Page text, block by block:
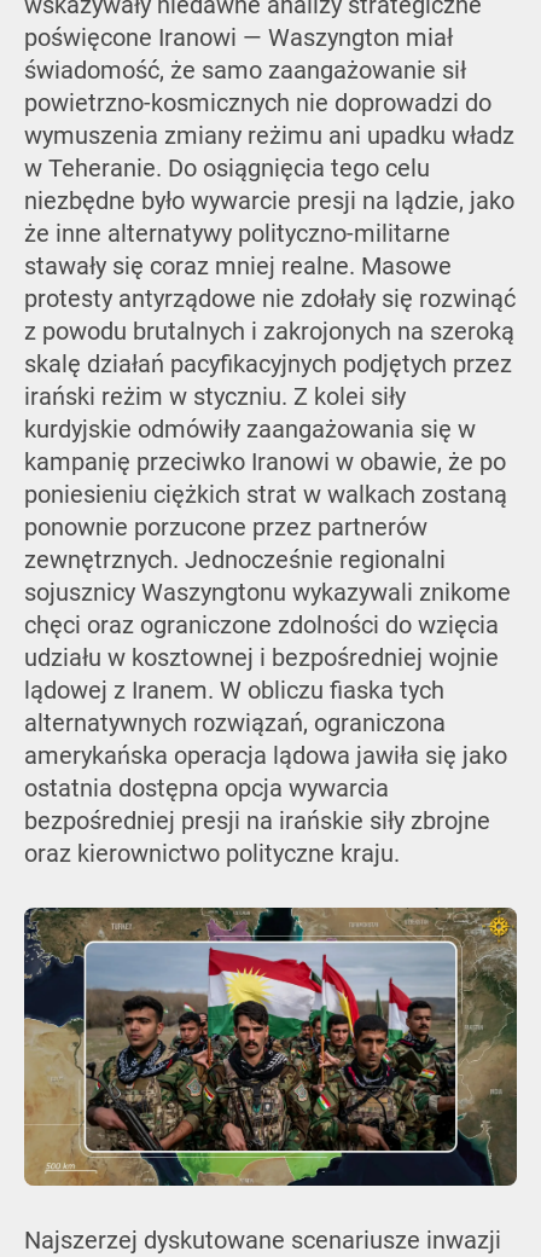
poświęcone Iranowi — Waszyngton miał
świadomość, że samo zaangażowanie sił
powietrzno-kosmicznych nie doprowadzi do
wymuszenia zmiany reżimu ani upadku władz
w Teheranie. Do osiągnięcia tego celu
niezbędne było wywarcie presji na lądzie, jako
że inne alternatywy polityczno-militarne
stawały się coraz mniej realne. Masowe
protesty antyrządowe nie zdołały się rozwinąć
z powodu brutalnych i zakrojonych na szeroką
skalę działań pacyfikacyjnych podjętych przez
irański reżim w styczniu. Z kolei siły
kurdyjskie odmówiły zaangażowania się w
kampanię przeciwko Iranowi w obawie, że po
poniesieniu ciężkich strat w walkach zostaną
ponownie porzucone przez partnerów
zewnętrznych. Jednocześnie regionalni
sojusznicy Waszyngtonu wykazywali znikome
chęci oraz ograniczone zdolności do wzięcia
udziału w kosztownej i bezpośredniej wojnie
lądowej z Iranem. W obliczu fiaska tych
alternatywnych rozwiązań, ograniczona
amerykańska operacja lądowa jawiła się jako
ostatnia dostępna opcja wywarcia
bezpośredniej presji na irańskie siły zbrojne
oraz kierownictwo polityczne kraju.
Najszerzej dyskutowane scenariusze inwazji